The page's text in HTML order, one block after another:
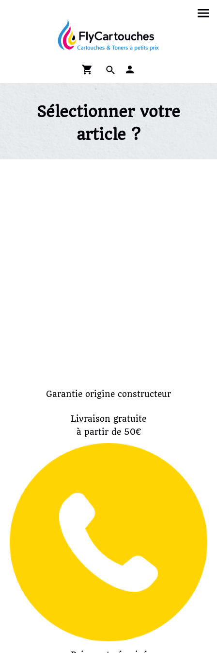
Sélectionner votre
article ?
Garantie origine constructeur
Livraison gratuite
à partir de 50€